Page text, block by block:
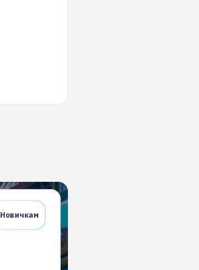
Новичкам